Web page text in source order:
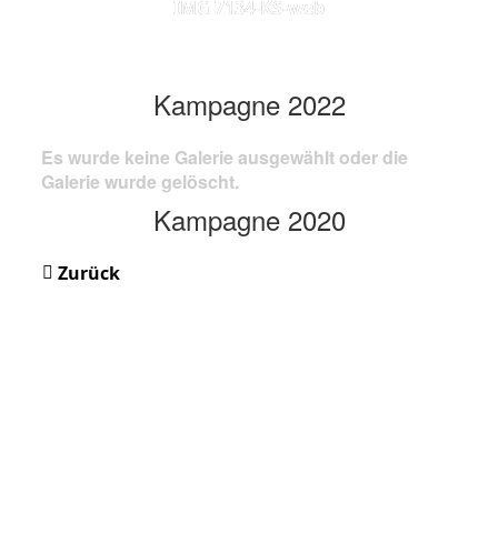
IMG 7134-KS-web
Kampagne 2022
Es wurde keine Galerie ausgewählt oder die
Galerie wurde gelöscht.
Kampagne 2020
Zurück